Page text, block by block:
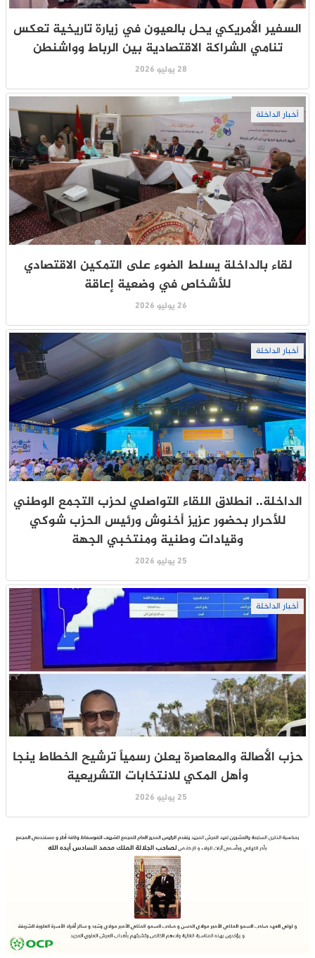
السفير الأمريكي يحل بالعيون في زيارة تاريخية تعكس
تنامي الشراكة الاقتصادية بين الرباط وواشنطن
28 يوليو 2026
أخبار الداخلة
لقاء بالداخلة يسلط الضوء على التمكين الاقتصادي
للأشخاص في وضعية إعاقة
26 يوليو 2026
أخبار الداخلة
الداخلة.. انطلاق اللقاء التواصلي لحزب التجمع الوطني
للأحرار بحضور عزيز أخنوش ورئيس الحزب شوكي
وقيادات وطنية ومنتخبي الجهة
25 يوليو 2026
أخبار الداخلة
حزب الأصالة والمعاصرة يعلن رسمياً ترشيح الخطاط ينجا
وأهل المكي للانتخابات التشريعية
25 يوليو 2026